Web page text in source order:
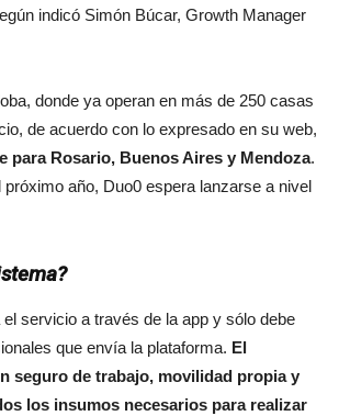
indicó Simón Búcar, Growth Manager
donde ya operan en más de 250 casas
de acuerdo con lo expresado en su web,
para Rosario, Buenos Aires y Mendoza.
próximo año, Duo0 espera lanzarse a nivel
servicio a través de la app y sólo debe
que envía la plataforma. El
seguro de trabajo, movilidad propia y
los insumos necesarios para realizar